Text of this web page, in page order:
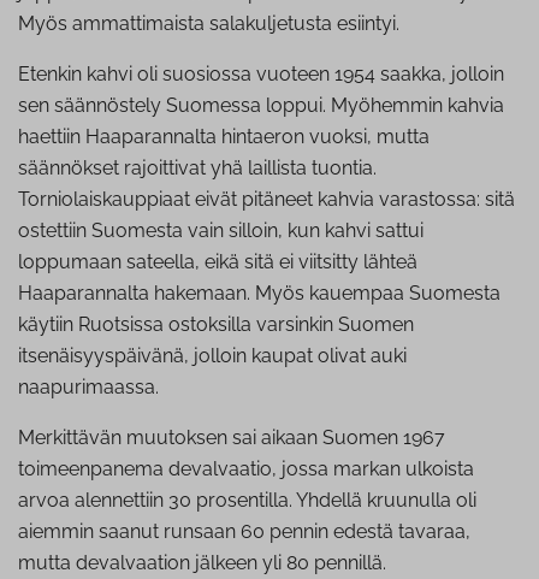
Myös ammattimaista salakuljetusta esiintyi.
Etenkin kahvi oli suosiossa vuoteen 1954 saakka, jolloin
sen säännöstely Suomessa loppui. Myöhemmin kahvia
haettiin Haaparannalta hintaeron vuoksi, mutta
säännökset rajoittivat yhä laillista tuontia.
Torniolaiskauppiaat eivät pitäneet kahvia varastossa: sitä
ostettiin Suomesta vain silloin, kun kahvi sattui
loppumaan sateella, eikä sitä ei viitsitty lähteä
Haaparannalta hakemaan. Myös kauempaa Suomesta
käytiin Ruotsissa ostoksilla varsinkin Suomen
itsenäisyyspäivänä, jolloin kaupat olivat auki
naapurimaassa.
Merkittävän muutoksen sai aikaan Suomen 1967
toimeenpanema devalvaatio, jossa markan ulkoista
arvoa alennettiin 30 prosentilla. Yhdellä kruunulla oli
aiemmin saanut runsaan 60 pennin edestä tavaraa,
mutta devalvaation jälkeen yli 80 pennillä.